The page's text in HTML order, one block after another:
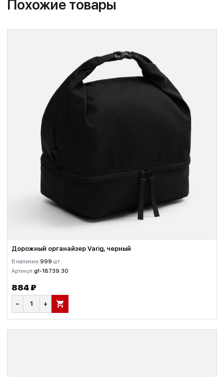
Похожие товары
Дорожный органайзер Varig, черный
В наличии:999 шт.
Артикул:gf-18739.30
884 ₽
− + В КОРЗИНУ